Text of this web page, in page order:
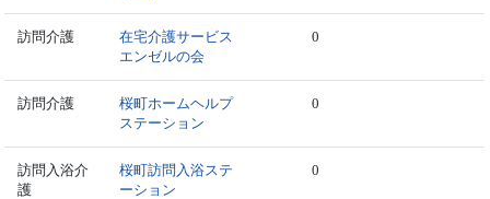
訪問介護
在宅介護サービス
エンゼルの会
0
訪問介護
桜町ホームヘルプ
ステーション
0
訪問入浴介
護
桜町訪問入浴ステ
ーション
0